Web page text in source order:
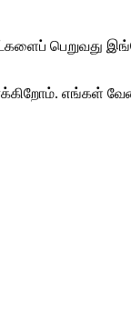
பெறுவது
எங்கள்